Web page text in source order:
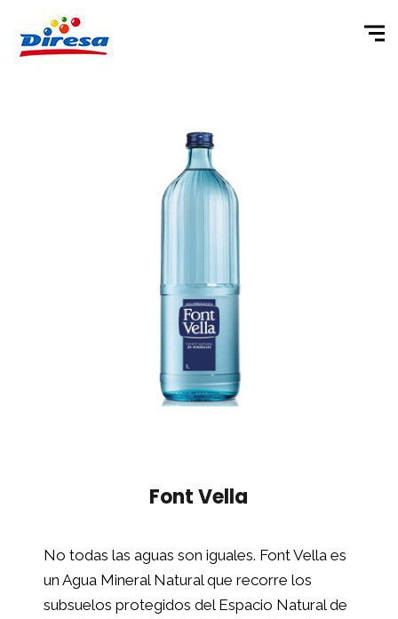
Font Vella
No todas las aguas son iguales. Font Vella es
un Agua Mineral Natural que recorre los
subsuelos protegidos del Espacio Natural de